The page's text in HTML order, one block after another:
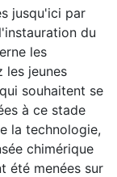
jusqu'ici par
du
les
les jeunes
souhaitent se
à ce stade
la technologie,
chimérique
été menées sur